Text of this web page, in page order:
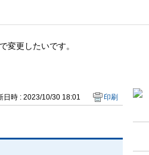
変更したいです。
日時 : 2023/10/30 18:01 印刷